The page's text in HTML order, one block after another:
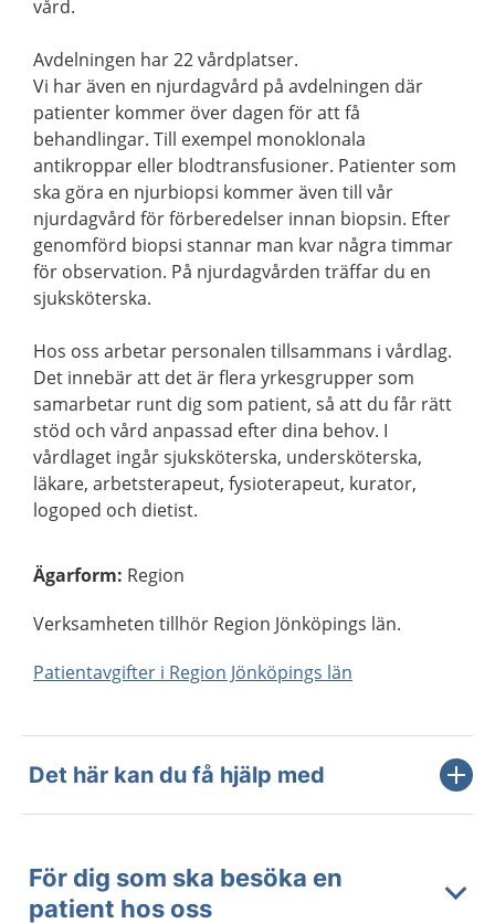
vård.
Avdelningen har 22 vårdplatser.
Vi har även en njurdagvård på avdelningen där
patienter kommer över dagen för att få
behandlingar. Till exempel monoklonala
antikroppar eller blodtransfusioner. Patienter som
ska göra en njurbiopsi kommer även till vår
njurdagvård för förberedelser innan biopsin. Efter
genomförd biopsi stannar man kvar några timmar
för observation. På njurdagvården träffar du en
sjuksköterska.
Hos oss arbetar personalen tillsammans i vårdlag.
Det innebär att det är flera yrkesgrupper som
samarbetar runt dig som patient, så att du får rätt
stöd och vård anpassad efter dina behov. I
vårdlaget ingår sjuksköterska, undersköterska,
läkare, arbetsterapeut, fysioterapeut, kurator,
logoped och dietist.
Ägarform: Region
Verksamheten tillhör Region Jönköpings län.
Patientavgifter i Region Jönköpings län
Det här kan du få hjälp med
För dig som ska besöka en
patient hos oss